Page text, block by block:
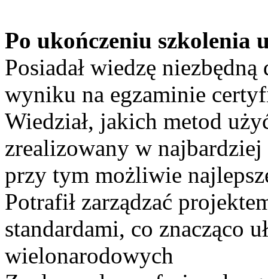
Po ukończeniu szkolenia
Posiadał wiedzę
wyniku na egzaminie
Wiedział, jakich metod
zrealizowany w
przy tym możliwie
Potrafił zarządzać
standardami, co znacząco
wielonarodowych